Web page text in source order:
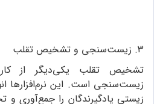
3. زیست‌سنجی و تشخیص تقلب
تشخیص تقلب یکی‌دیگر از
زیست‌سنجی است. این نرم‌افزارها
زیستی یادگیرندگان را جمع‌آوری و